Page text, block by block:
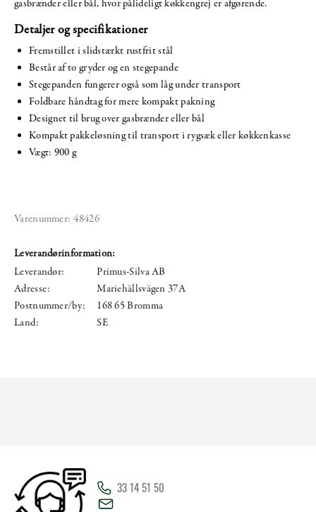
gasbrænder eller bål, hvor pålideligt køkkengrej er afgørende.
Detaljer og specifikationer
Fremstillet i slidstærkt rustfrit stål
Består af to gryder og en stegepande
Stegepanden fungerer også som låg under transport
Foldbare håndtag for mere kompakt pakning
Designet til brug over gasbrænder eller bål
Kompakt pakkeløsning til transport i rygsæk eller køkkenkasse
Vægt: 900 g
Varenummer: 48426
Leverandørinformation:
Leverandør:
Primus-Silva AB
Adresse:
Mariehällsvägen 37A
Postnummer/by:
168 65 Bromma
Land:
SE
33 14 51 50